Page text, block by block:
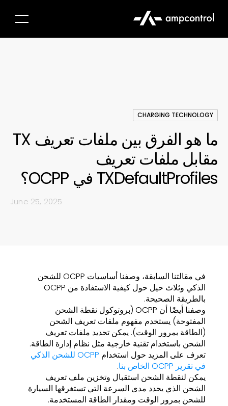
CHARGING TECHNOLOGY
ما هو الفرق بين ملفات تعريف TX
مقابل ملفات تعريف
TXDefaultProfiles في OCPP؟
June 25, 2025
في مقالتنا السابقة، وصفنا أساسيات OCPP للشحن
الذكي وثلاث حيل حول كيفية الاستفادة من OCPP
بالطريقة الصحيحة.
وصفنا أيضًا أن OCPP (بروتوكول نقطة الشحن
المفتوحة) يستخدم مفهوم ملفات تعريف الشحن
(الطاقة بمرور الوقت). يمكن تحديد ملفات تعريف
الشحن باستخدام تقنية خارجية مثل نظام إدارة الطاقة.
تعرف على المزيد حول استخدام
OCPP للشحن الذكي
في تقرير OCPP الخاص بنا
.
يمكن لنقطة الشحن استقبال وتخزين ملف تعريف
الشحن الذي يحدد مدى السرعة التي تستغرقها السيارة
للشحن بمرور الوقت ومقدار الطاقة المستخدمة.